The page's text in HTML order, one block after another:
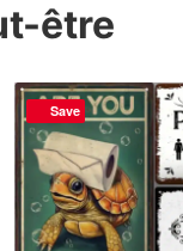
être
Save